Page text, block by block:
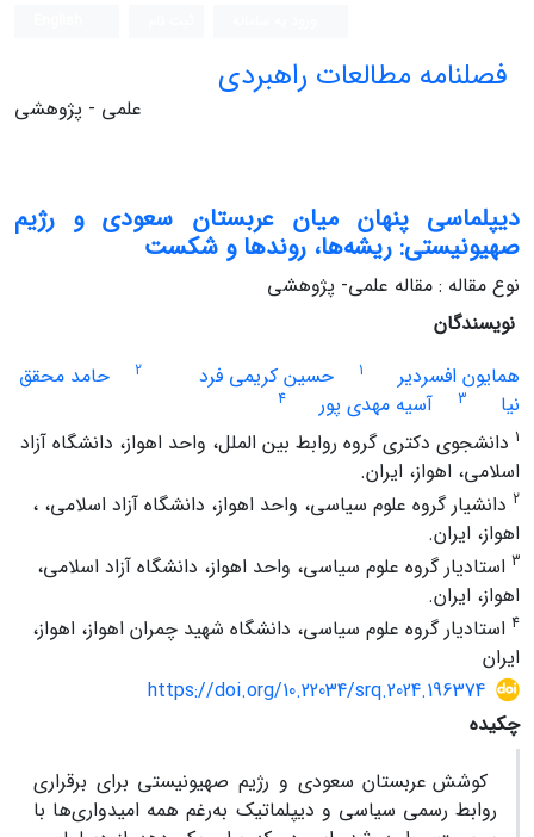
فصلنامه مطالعات راهبردی
علمی - پژوهشی
دیپلماسی پنهان میان عربستان سعودی و رژیم
صهیونیستی: ریشه‌‏ها، روندها و شکست
نوع مقاله : مقاله علمی- پژوهشی
نویسندگان
همایون افسردیر
1 حسین کریمی فرد 2
حامد محقق
نیا
3 آسیه مهدی پور
4
1 دانشجوی دکتری گروه روابط بین الملل، واحد اهواز، دانشگاه آزاد
اسلامی، اهواز، ایران.
2 دانشیار گروه علوم سیاسی، واحد اهواز، دانشگاه آزاد اسلامی، ،
اهواز، ایران.
3 استادیار گروه علوم سیاسی، واحد اهواز، دانشگاه آزاد اسلامی،
اهواز، ایران.
4 استادیار گروه علوم سیاسی، دانشگاه شهید چمران اهواز، اهواز،
ایران
https://doi.org/10.22034/srq.2024.196374
چکیده
کوشش عربستان سعودی و رژیم صهیونیستی برای برقراری
روابط رسمی سیاسی و دیپلماتیک به‌رغم همه امیدواری‌‎ها با